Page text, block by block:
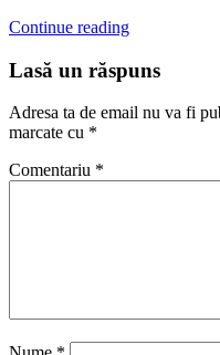
Continue reading
Lasă un răspuns
Adresa ta de email nu va fi
marcate cu *
Comentariu *